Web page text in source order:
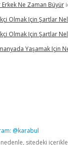
Erkek Ne Zaman Büyür
Olmak Için Şartlar
Olmak Için Şartlar
Yaşamak Için
@karabul
nedenle, sitedeki